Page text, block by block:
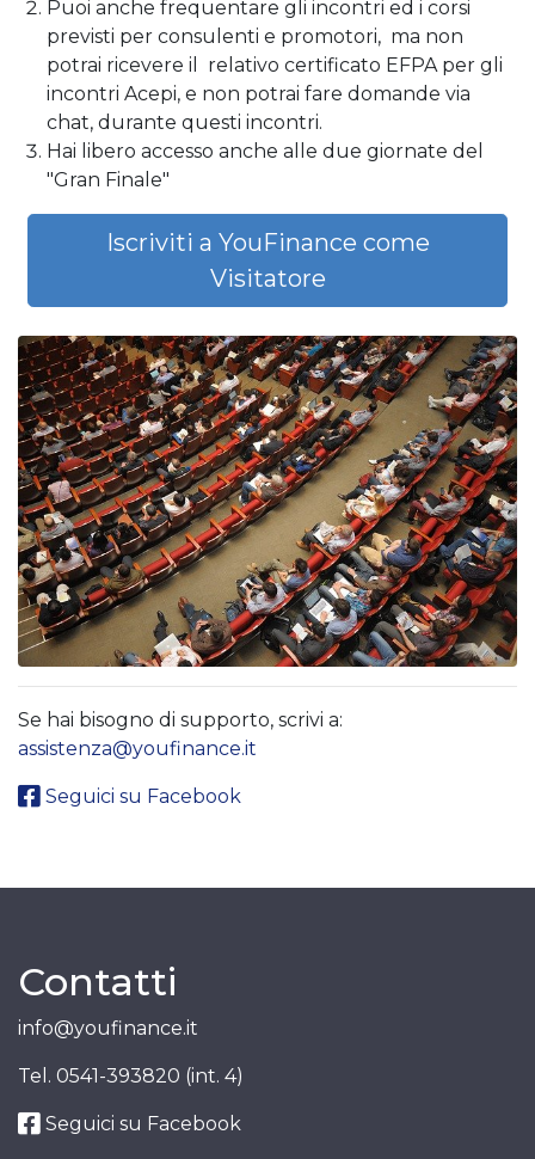
Puoi anche frequentare gli incontri ed i corsi
previsti per consulenti e promotori, ma non
potrai ricevere il relativo certificato EFPA per gli
incontri Acepi, e non potrai fare domande via
chat, durante questi incontri.
Hai libero accesso anche alle due giornate del
"Gran Finale"
Iscriviti a YouFinance come
Visitatore
Se hai bisogno di supporto, scrivi a:
assistenza@youfinance.it
Seguici su Facebook
Contatti
info@youfinance.it
Tel. 0541-393820 (int. 4)
Seguici su Facebook